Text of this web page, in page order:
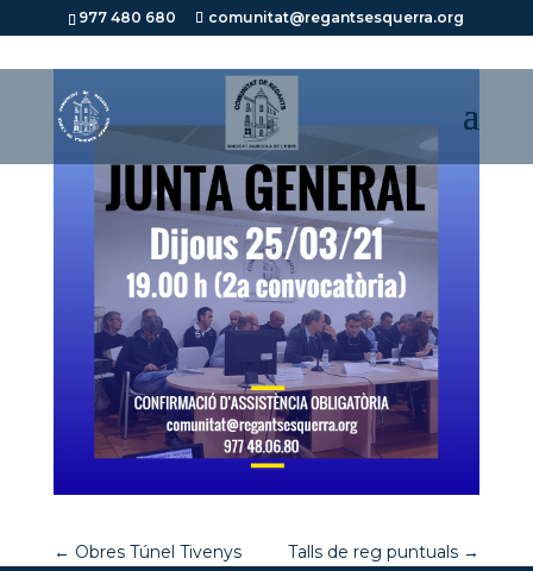
977 480 680 comunitat@regantsesquerra.org
← Obres Túnel Tivenys Talls de reg puntuals →